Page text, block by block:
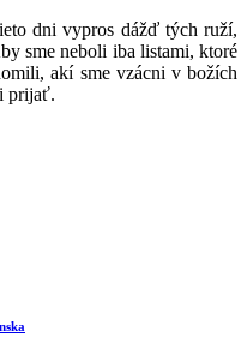
dni vypros dážď tých ruží,
sme neboli iba listami, ktoré
akí sme vzácni v božích
prijať.